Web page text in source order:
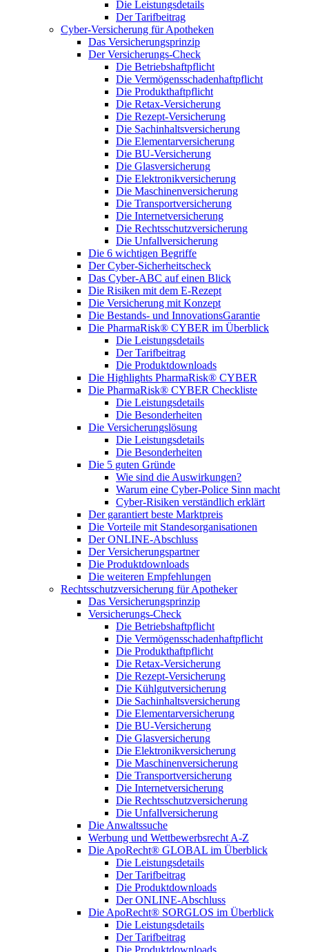
Die Leistungsdetails
Der Tarifbeitrag
Cyber-Versicherung für Apotheken
Das Versicherungsprinzip
Der Versicherungs-Check
Die Betriebshaftpflicht
Die Vermögensschadenhaftpflicht
Die Produkthaftpflicht
Die Retax-Versicherung
Die Rezept-Versicherung
Die Sachinhaltsversicherung
Die Elementarversicherung
Die BU-Versicherung
Die Glasversicherung
Die Elektronikversicherung
Die Maschinenversicherung
Die Transportversicherung
Die Internetversicherung
Die Rechtsschutzversicherung
Die Unfallversicherung
Die 6 wichtigen Begriffe
Der Cyber-Sicher­heits­check
Das Cyber-ABC auf einen Blick
Die Risiken mit dem E-Rezept
Die Versicherung mit Konzept
Die Bestands- und InnovationsGarantie
Die PharmaRisk® CYBER im Überblick
Die Leistungsdetails
Der Tarifbeitrag
Die Produktdownloads
Die Highlights PharmaRisk® CYBER
Die PharmaRisk® CYBER Checkliste
Die Leistungsdetails
Die Besonderheiten
Die Versicherungslösung
Die Leistungsdetails
Die Besonderheiten
Die 5 guten Gründe
Wie sind die Auswirkungen?
Warum eine Cyber-Police Sinn macht
Cyber-Risiken verständlich erklärt
Der garantiert beste Marktpreis
Die Vorteile mit Standesorganisationen
Der ONLINE-Abschluss
Der Versicherungspartner
Die Produktdownloads
Die weiteren Empfehlungen
Rechtsschutzversicherung für Apotheker
Das Versicherungsprinzip
Versicherungs-Check
Die Betriebshaftpflicht
Die Vermögensschadenhaftpflicht
Die Produkthaftpflicht
Die Retax-Versicherung
Die Rezept-Versicherung
Die Kühlgutversicherung
Die Sachinhaltsversicherung
Die Elementarversicherung
Die BU-Versicherung
Die Glasversicherung
Die Elektronikversicherung
Die Maschinenversicherung
Die Transportversicherung
Die Internetversicherung
Die Rechtsschutzversicherung
Die Unfallversicherung
Die Anwaltssuche
Werbung und Wettbewerbsrecht A-Z
Die ApoRecht® GLOBAL im Überblick
Die Leistungsdetails
Der Tarifbeitrag
Die Produktdownloads
Der ONLINE-Abschluss
Die ApoRecht® SORGLOS im Überblick
Die Leistungsdetails
Der Tarifbeitrag
Die Produktdownloads